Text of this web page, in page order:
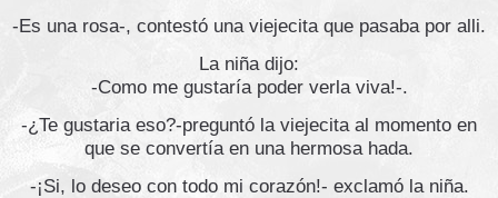
-Es una rosa-, contestó una viejecita que pasaba por alli.
La niña dijo:
-Como me gustaría poder verla viva!-.
-¿Te gustaria eso?-preguntó la viejecita al momento en
que se convertía en una hermosa hada.
-¡Si, lo deseo con todo mi corazón!- exclamó la niña.